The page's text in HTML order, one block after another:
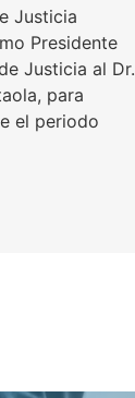
Justicia
Presidente
Justicia al Dr.
para
el periodo